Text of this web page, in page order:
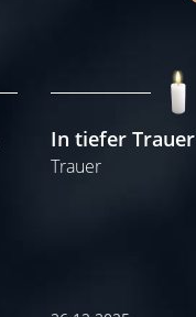
In tiefer Trauer
Trauer